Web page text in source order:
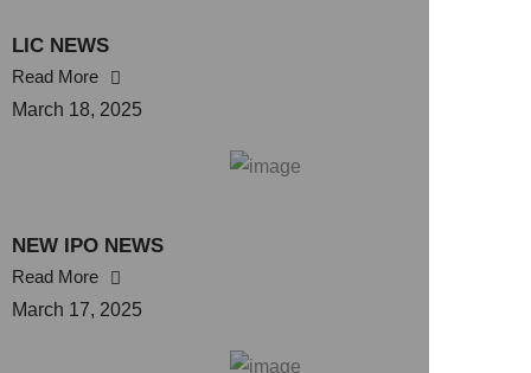
LIC NEWS
Read More
March 18, 2025
NEW IPO NEWS
Read More
March 17, 2025